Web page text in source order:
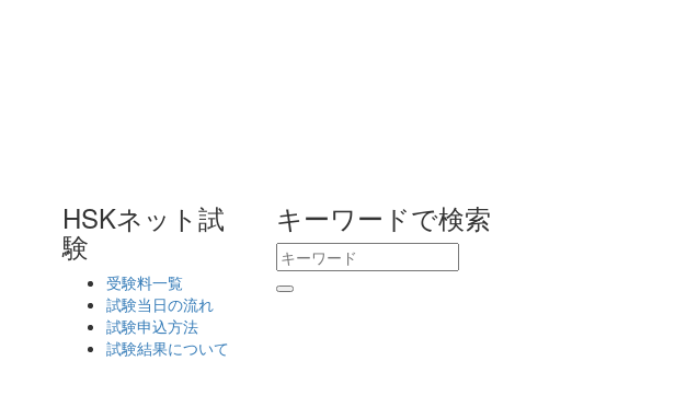
HSKネット試
験
受験料一覧
試験当日の流れ
試験申込方法
試験結果について
キーワードで検索